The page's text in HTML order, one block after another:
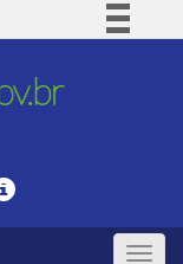
BR
Toggle